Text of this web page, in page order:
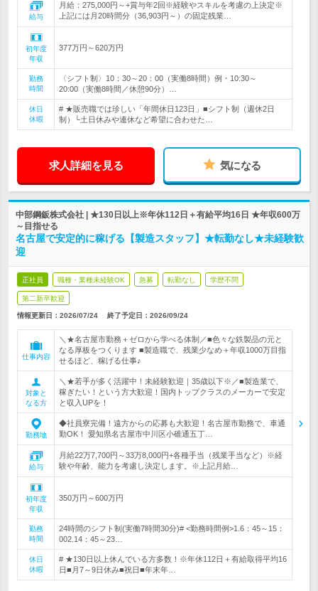
給与
月給：275,000円～+賞与年2回※経験やスキルを考慮の上決定※
上記には月20時間分（36,903円～）の固定残業…
初年度
年収
377万円～620万円
勤務
時間
〈シフト制〉10：30～20：00（実働8時間）例・10:30～
20:00（実働8時間／休憩90分）…
休日
休暇
# ★販売職では珍しい「年間休日123日」■シフト制（週休2日
制）└土日休みや連休など希望に合わせた…
求人詳細を見る 気になる
中部鋼鈑株式会社 | ★130日以上※年休112日＋有給平均16日 ★年収600万
～目指せる
名古屋で安定的に稼げる【製造スタッフ】★転勤なし★未経験歓
迎
正社員 職種・業種未経験OK 急募 転勤なし 学歴不問
第二新卒歓迎
情報更新日：2026/07/24 終了予定日： 2026/09/24
仕事内容
＼★名古屋市勤務＋ゼロから学べる体制／■色々な鉄製品の元と
なる厚板をつくります ■製造職で、残業少なめ＋年収1000万目指
せるほど、稼げる仕事♪
対象と
なる方
＼★若手が多く活躍中！未経験歓迎｜35歳以下※／■製造業で、
稼ぎたい！という方大歓迎！国内トップクラスのメーカーで安定
と収入UPを！
勤務地
◆社員寮完備！遠方からの応募も大歓迎！名古屋市勤務で、車通
勤OK！ 愛知県名古屋市中川区小碓通五丁…
給与
月給22万7,700円～33万8,000円+各種手当（残業手当など）※経
験や年齢、能力を考慮し決定します。※上記月給…
初年度
年収
350万円～600万円
勤務
時間
24時間のシフト制(実働7時間30分)# <勤務時間例>1.6：45～15：
002.14：45～23…
休日
休暇
# ★130日以上休んでいる方多数！※年休112日＋有給取得平均16
日■月7～9日休み■祝日■年末年…